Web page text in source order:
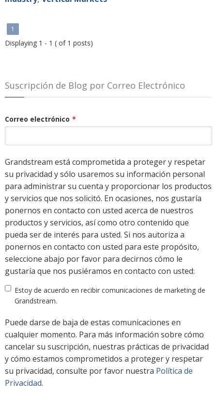
1
Displaying 1 - 1 ( of 1 posts)
Suscripción de Blog por Correo Electrónico
Correo electrónico *
Grandstream está comprometida a proteger y respetar
su privacidad y sólo usaremos su información personal
para administrar su cuenta y proporcionar los productos
y servicios que nos solicitó. En ocasiones, nos gustaría
ponernos en contacto con usted acerca de nuestros
productos y servicios, así como otro contenido que
pueda ser de interés para usted. Si nos autoriza a
ponernos en contacto con usted para este propósito,
seleccione abajo por favor para decirnos cómo le
gustaría que nos pusiéramos en contacto con usted:
Estoy de acuerdo en recibir comunicaciones de marketing de
Grandstream.
Puede darse de baja de estas comunicaciones en
cualquier momento. Para más información sobre cómo
cancelar su suscripción, nuestras prácticas de privacidad
y cómo estamos comprometidos a proteger y respetar
su privacidad, consulte por favor nuestra Política de
Privacidad.